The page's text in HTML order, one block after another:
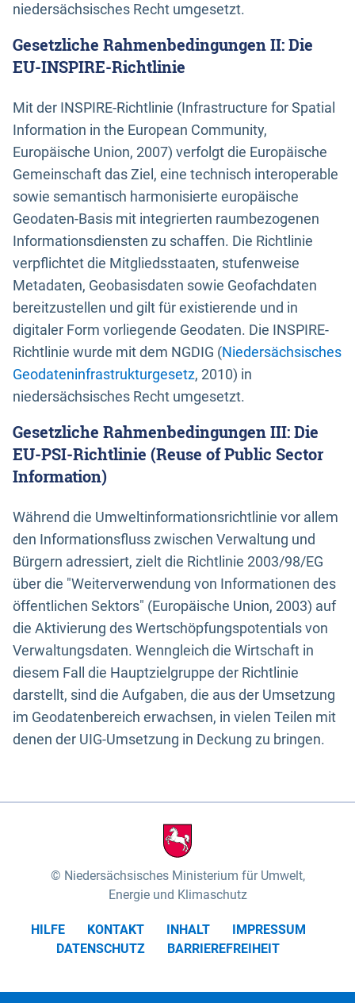
niedersächsisches Recht umgesetzt.
Gesetzliche Rahmenbedingungen II: Die
EU-INSPIRE-Richtlinie
Mit der INSPIRE-Richtlinie (Infrastructure for Spatial
Information in the European Community,
Europäische Union, 2007) verfolgt die Europäische
Gemeinschaft das Ziel, eine technisch interoperable
sowie semantisch harmonisierte europäische
Geodaten-Basis mit integrierten raumbezogenen
Informationsdiensten zu schaffen. Die Richtlinie
verpflichtet die Mitgliedsstaaten, stufenweise
Metadaten, Geobasisdaten sowie Geofachdaten
bereitzustellen und gilt für existierende und in
digitaler Form vorliegende Geodaten. Die INSPIRE-
Richtlinie wurde mit dem NGDIG (Niedersächsisches
Geodateninfrastrukturgesetz, 2010) in
niedersächsisches Recht umgesetzt.
Gesetzliche Rahmenbedingungen III: Die
EU-PSI-Richtlinie (Reuse of Public Sector
Information)
Während die Umweltinformationsrichtlinie vor allem
den Informationsfluss zwischen Verwaltung und
Bürgern adressiert, zielt die Richtlinie 2003/98/EG
über die "Weiterverwendung von Informationen des
öffentlichen Sektors" (Europäische Union, 2003) auf
die Aktivierung des Wertschöpfungspotentials von
Verwaltungsdaten. Wenngleich die Wirtschaft in
diesem Fall die Hauptzielgruppe der Richtlinie
darstellt, sind die Aufgaben, die aus der Umsetzung
im Geodatenbereich erwachsen, in vielen Teilen mit
denen der UIG-Umsetzung in Deckung zu bringen.
Niedersächsisches Ministerium für Umwelt,
Energie und Klimaschutz
HILFE KONTAKT INHALT
IMPRESSUM
DATENSCHUTZ
BARRIEREFREIHEIT